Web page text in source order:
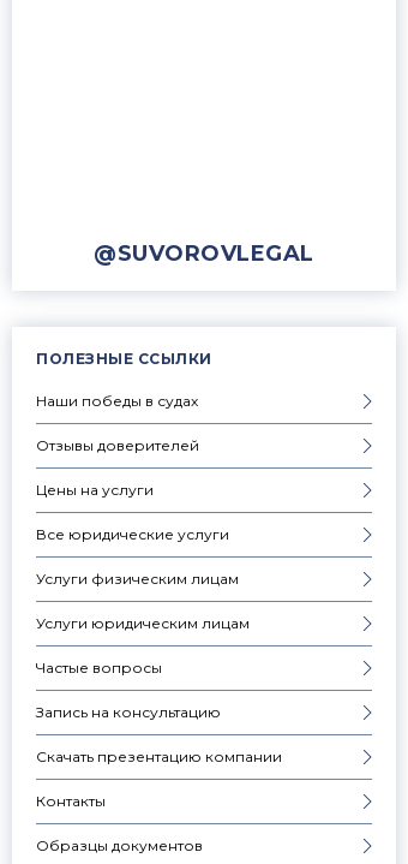
@SUVOROVLEGAL
ПОЛЕЗНЫЕ ССЫЛКИ
Наши победы в судах
Отзывы доверителей
Цены на услуги
Все юридические услуги
Услуги физическим лицам
Услуги юридическим лицам
Частые вопросы
Запись на консультацию
Скачать презентацию компании
Контакты
Образцы документов